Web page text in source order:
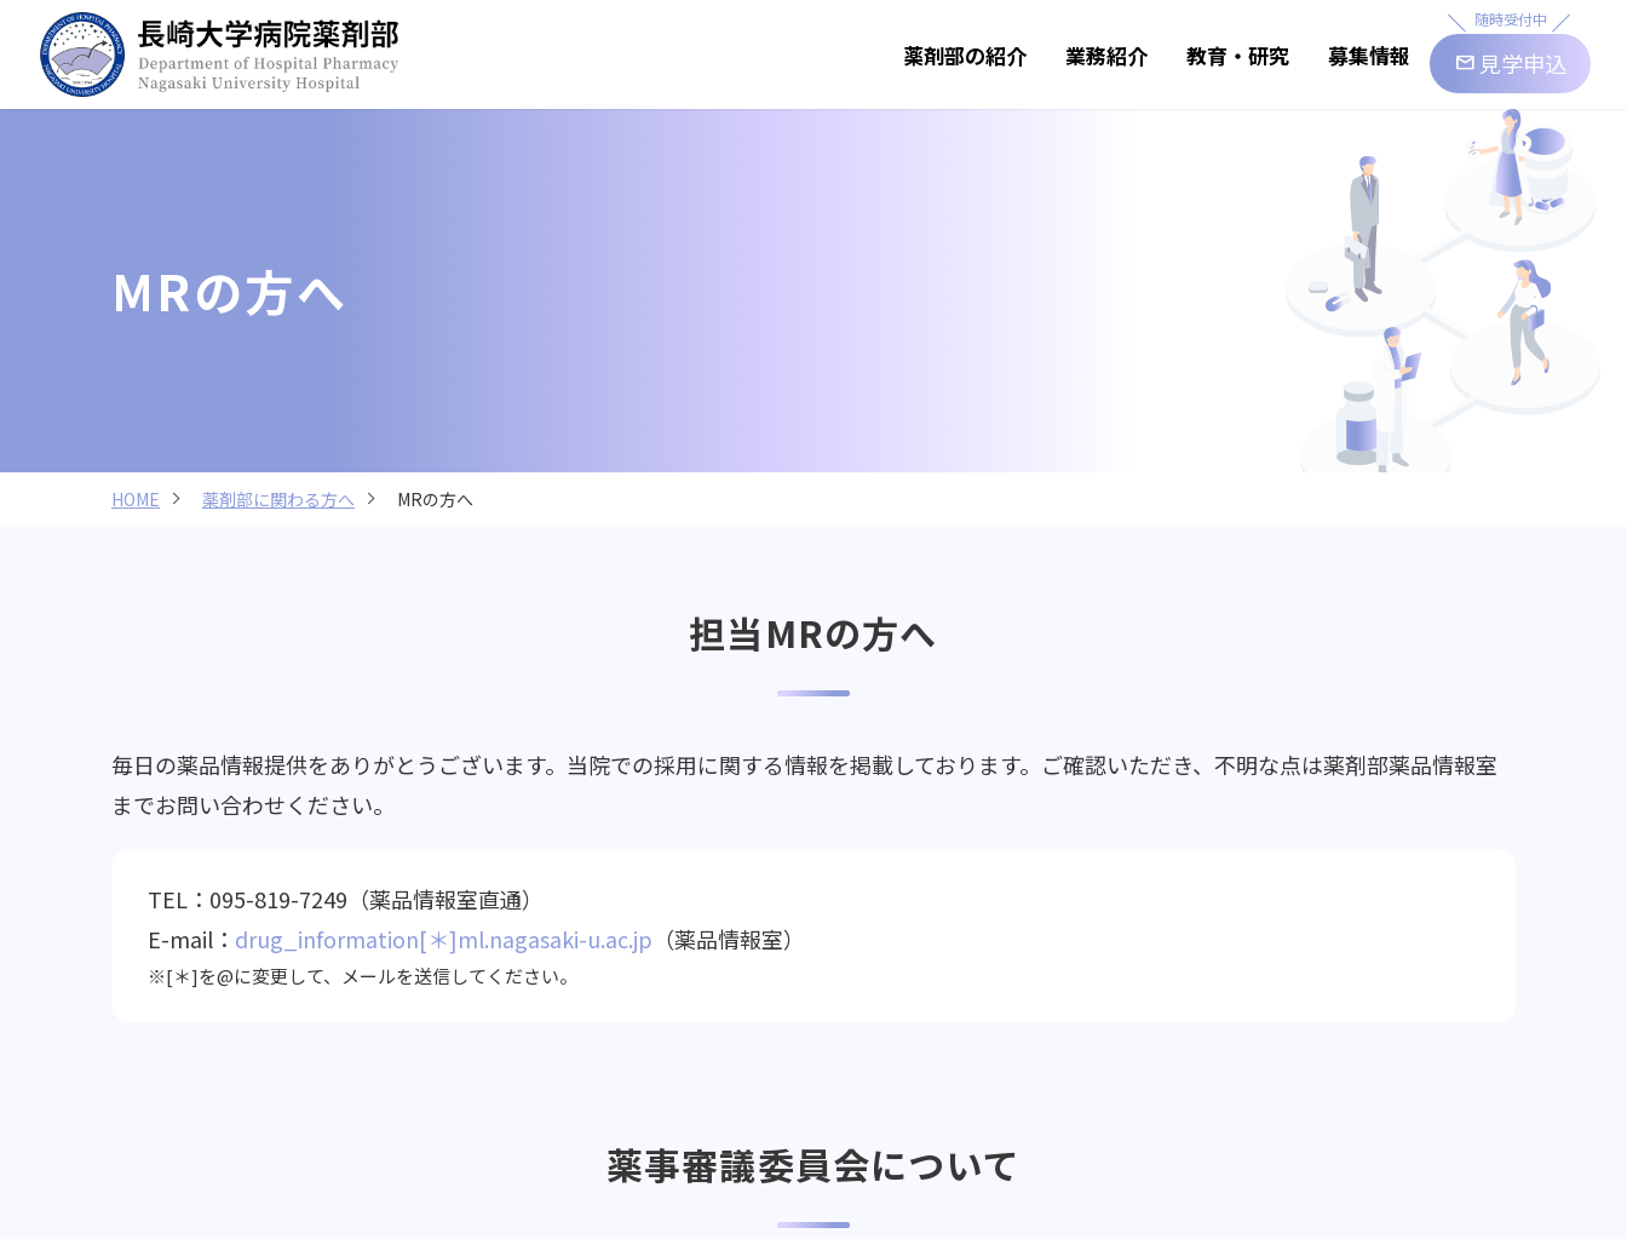
薬剤部の紹介 業務紹介 教育・研究 募集情報
随時受付中
見学申込
MRの方へ
HOME 薬剤部に関わる方へ MRの方へ
担当MRの方へ
毎日の薬品情報提供をありがとうございます。当院での採用に関する情報を掲載しております。ご確認いただき、不明な点は薬剤部薬品情報室
までお問い合わせください。
TEL：095-819-7249（薬品情報室直通）
E-mail： drug_information[＊]ml.nagasaki-u.ac.jp （薬品情報室）
[＊]を@に変更して、メールを送信してください。
薬事審議委員会について